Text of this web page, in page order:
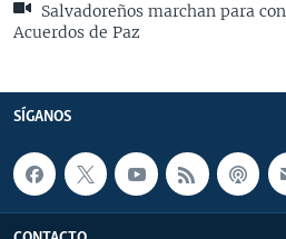
Salvadoreños marchan para
Acuerdos de Paz
SÍGANOS